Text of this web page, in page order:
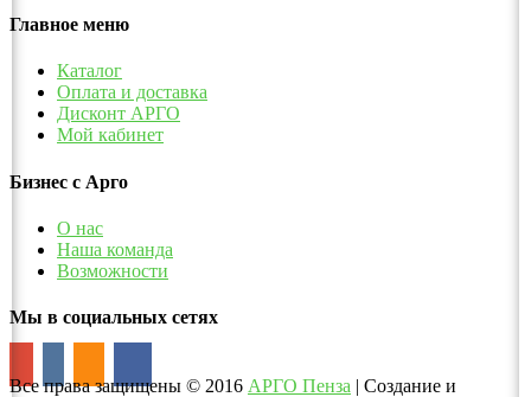
Главное меню
Каталог
Оплата и доставка
Дисконт АРГО
Мой кабинет
Бизнес с Арго
О нас
Наша команда
Возможности
Мы в социальных сетях
Все права защищены © 2016 АРГО Пенза | Создание и